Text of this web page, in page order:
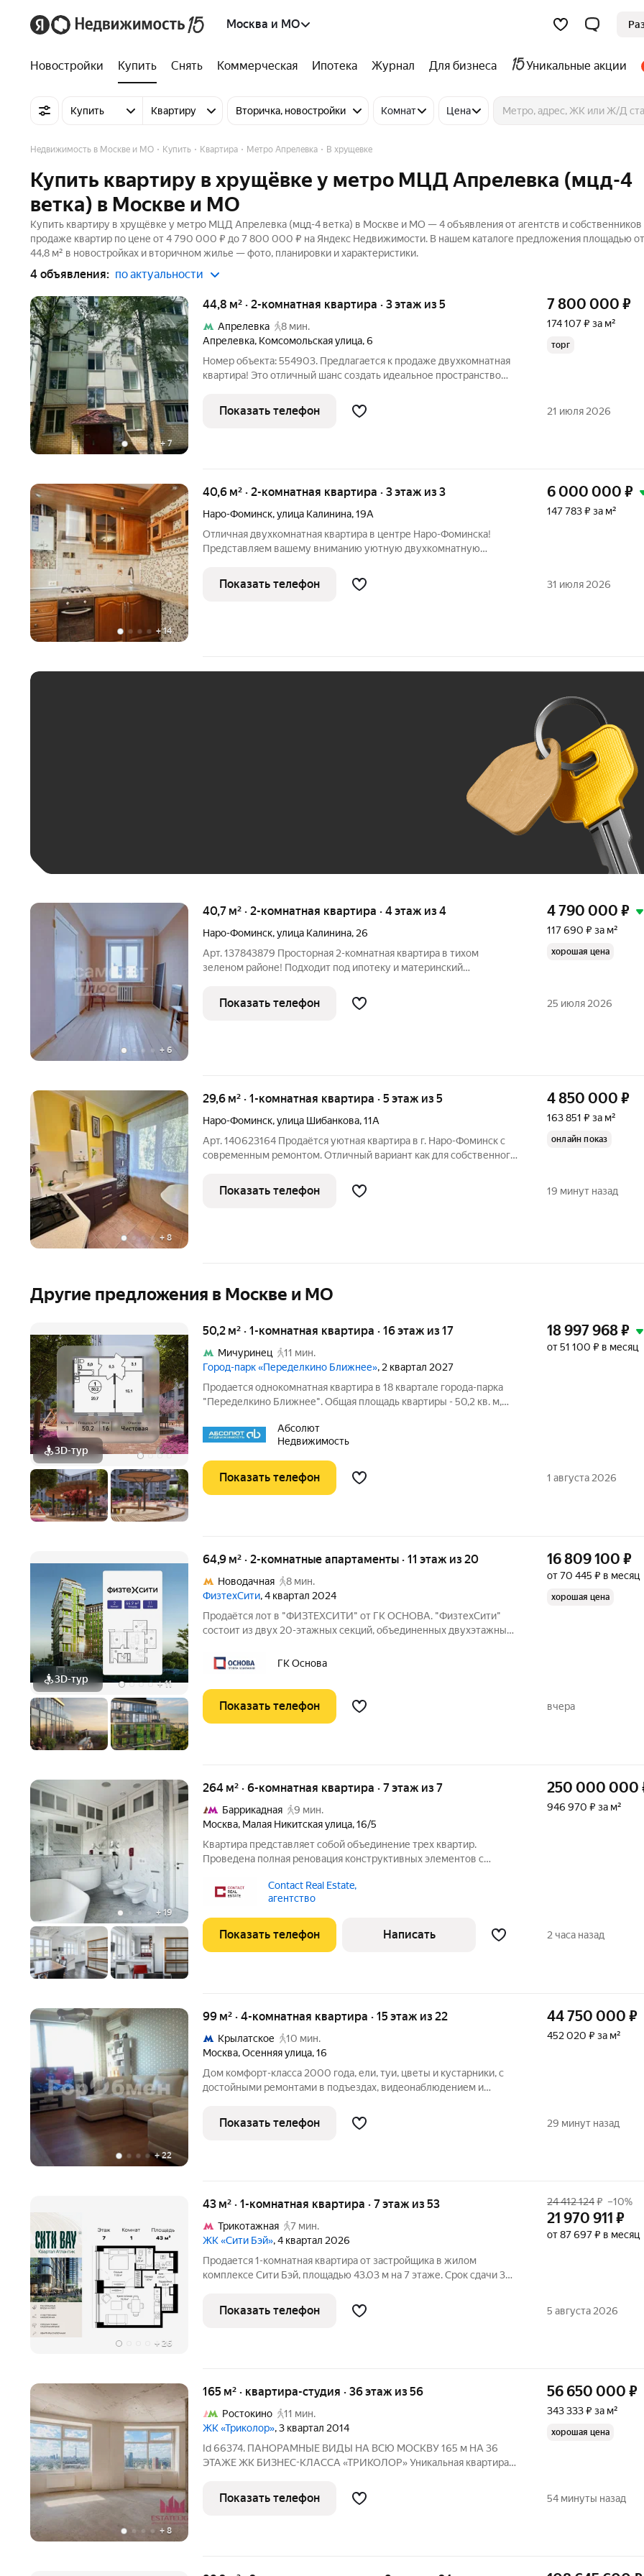
Москва и МО
Новостройки Купить Снять Коммерческая Ипотека Журнал Для бизнеса Уникальные акции
Купить Квартиру Вторичка, новостройки Комнат Цена
Недвижимость в Москве и МО Купить Квартира Метро Апрелевка В хрущевке
Купить квартиру в хрущёвке у метро МЦД Апрелевка (мцд-4
ветка) в Москве и МО
Купить квартиру в хрущёвке у метро МЦД Апрелевка (мцд-4 ветка) в Москве и МО — 4 объявления от агентств и собственников
продаже квартир по цене от 4 790 000 ₽ до 7 800 000 ₽ на Яндекс Недвижимости. В нашем каталоге предложения площадью
44,8 м² в новостройках и вторичном жилье — фото, планировки и характеристики.
4 объявления: по актуальности
+7
44,8 м² · 2-комнатная квартира · 3 этаж из 5
Апрелевка
8 мин.
Апрелевка, Комсомольская улица,6
Номер объекта: 554903. Предлагается к продаже двухкомнатная
квартира! Это отличный шанс создать идеальное пространство
собственное жилье. Удачная планировка с кухней в 6 квадратов и
7 800 000 ₽
174 107 ₽ за м²
торг
Показать телефон 21 июля 2026
+14
40,6 м² · 2-комнатная квартира · 3 этаж из 3
Наро-Фоминск,улица Калинина,19А
Отличная двухкомнатная квартира в центре Наро-Фоминска!
Представляем вашему вниманию уютную двухкомнатную
ипотеку и материнский капитал. Без обременений, никто не
прописан. Характеристики
6 000 000 ₽
147 783 ₽ за м²
Показать телефон 31 июля 2026
+ 6
40,7 м² · 2-комнатная квартира · 4 этаж из 4
Наро-Фоминск,улица Калинина, 26
Арт. 137843879 Просторная 2-комнатная квартира в тихом
зеленом районе! Подходит под ипотеку и материнский
Фоминск , ул. Калинина, д.26. 57 км oт МKAД пo Киeвcкoму или
Минскoму шoссе. О
4 790 000 ₽
117 690 ₽ за м²
хорошая цена
Показать телефон 25 июля 2026
+ 8
29,6 м² · 1-комнатная квартира · 5 этаж из 5
Наро-Фоминск,улица Шибанкова,11А
Арт. 140623164 Продаётся уютная квартира в г. Наро-Фоминск с
современным ремонтом. Отличный вариант как для собственного
современный ремонт просторная планировка качественные
материалы
4 850 000 ₽
163 851 ₽ за м²
онлайн показ
Показать телефон 19 минут назад
Другие предложения в Москве и МО
3D-тур
50,2 м² · 1-комнатная квартира · 16 этаж из 17
Мичуринец
11 мин.
Город-парк «Переделкино Ближнее», 2 квартал 2027
Продается однокомнатная квартира в 18 квартале города-парка
"Переделкино Ближнее". Общая площадь квартиры - 50,2 кв. м,
монолитный. ТОЛЬКО ДО 31 АВГУСТА выгодные условия на
приобретение
Абсолют
Недвижимость
18 997 968₽
от 51 100 ₽ в месяц
Показать телефон 1 августа 2026
3D-тур +11
64,9 м² · 2-комнатные апартаменты · 11 этаж из 20
Новодачная
8 мин.
ФизтехСити, 4 квартал 2024
Продаётся лот в "ФИЗТЕХСИТИ" от ГК ОСНОВА. "ФизтехСити"
состоит из двух 20-этажных секций, объединенных двухэтажным
кластере собственный подземный паркинг и гостевые парковки,
на первых
ГК Основа
16 809 100 ₽
от 70 445 ₽ в месяц
хорошая цена
Показать телефон вчера
+19
264 м² · 6-комнатная квартира · 7 этаж из 7
Баррикадная
9 мин.
Москва, Малая Никитская улица,16/5
Квартира представляет собой объединение трех квартир.
Проведена полная реновация конструктивных элементов с
европейские аналоги, внедрены дополнительные современные
Contact Real Estate,
агентство
250 000 000
946 970 ₽ за м²
Показать телефон Написать 2 часа назад
+22
99 м² · 4-комнатная квартира · 15 этаж из 22
Крылатское
10 мин.
Москва,Осенняя улица,16
Дом комфорт-класса 2000 года, ели, туи, цветы и кустарники, с
достойными ремонтами в подъездах, видеонаблюдением и
мягкими покрытиями. Квартира с шикарными видами на запад -
панорама горизонт
44 750 000 ₽
452 020 ₽ за м²
Показать телефон 29 минут назад
+ 26
43 м² · 1-комнатная квартира · 7 этаж из 53
Трикотажная
7 мин.
ЖК «Сити Бэй», 4 квартал 2026
Продается 1-комнатная квартира от застройщика в жилом
комплексе Сити Бэй, площадью 43.03 м на 7 этаже. Срок сдачи 3
настоящий город в городе с отлично развитой инфраструктурой и
собственной
24 412 124₽ –10%
21 970 911 ₽
от 87 697 ₽ в месяц
Показать телефон 5 августа 2026
+ 8
165 м² · квартира-студия · 36 этаж из 56
Ростокино
11 мин.
ЖК «Триколор», 3 квартал 2014
Id 66374. ПАНОРАМНЫЕ ВИДЫ НА ВСЮ МОСКВУ 165 м НА 36
ЭТАЖЕ ЖК БИЗНЕС-КЛАССА «ТРИКОЛОР» Уникальная квартира
корпусов жилого комплекса бизнес-класса «Триколор».
Расположена на 36-м этаже
56 650 000 ₽
343 333 ₽ за м²
хорошая цена
Показать телефон 54 минуты назад